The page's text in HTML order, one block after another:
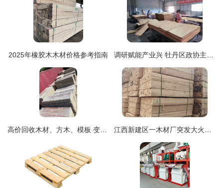
2025年橡胶木木材价格参考指南